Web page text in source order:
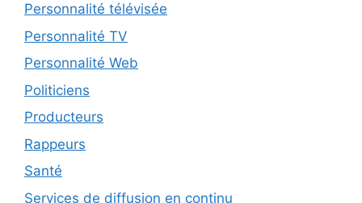
Personnalité télévisée
Personnalité TV
Personnalité Web
Politiciens
Producteurs
Rappeurs
Santé
Services de diffusion en continu